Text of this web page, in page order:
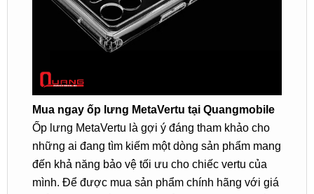
Mua ngay ốp lưng MetaVertu tại Quangmobile
Ốp lưng MetaVertu là gợi ý đáng tham khảo cho
những ai đang tìm kiếm một dòng sản phẩm mang
đến khả năng bảo vệ tối ưu cho chiếc vertu của
mình. Để được mua sản phẩm chính hãng với giá